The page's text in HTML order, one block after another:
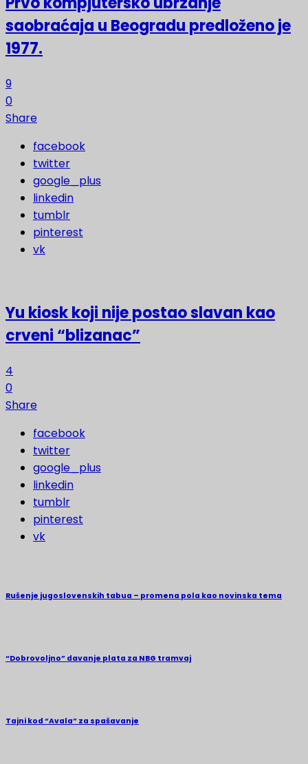
saobraćaja u Beogradu predloženo je
1977.
9
0
Share
facebook
twitter
google_plus
linkedin
tumblr
pinterest
vk
Yu kiosk koji nije postao slavan kao
crveni “blizanac”
4
0
Share
facebook
twitter
google_plus
linkedin
tumblr
pinterest
vk
Rušenje jugoslovenskih tabua – promena pola kao novinska tema
“Dobrovoljno” davanje plata za NBG tramvaj
Tajni kod “Avala” za spašavanje